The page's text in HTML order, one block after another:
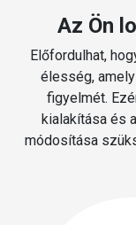
Az Ön
Előfordulhat,
élesség,
figyelmét.
kialakítása és
módosítása